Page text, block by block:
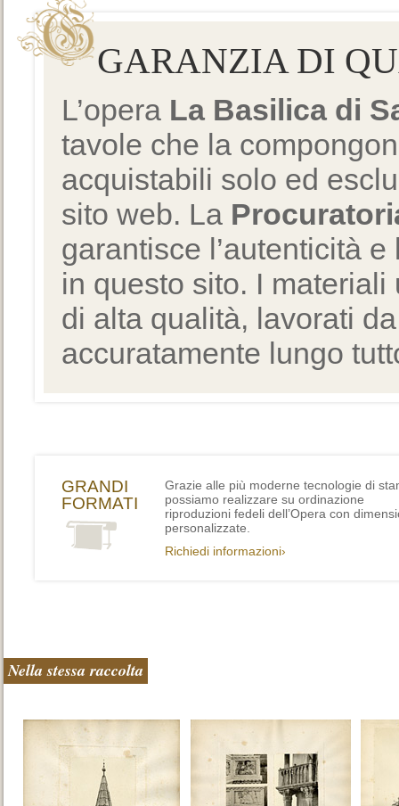
GARANZIA DI
L’opera La Basilica di
tavole che la
acquistabili solo ed
sito web. La
garantisce l’autenticità
in questo sito. I
di alta qualità, lavorati
accuratamente lungo
GRANDI
FORMATI
Grazie alle più moderne tecnologie di
possiamo realizzare su ordinazione
riproduzioni fedeli dell’Opera con
personalizzate.
Richiedi informazioni›
Nella stessa raccolta